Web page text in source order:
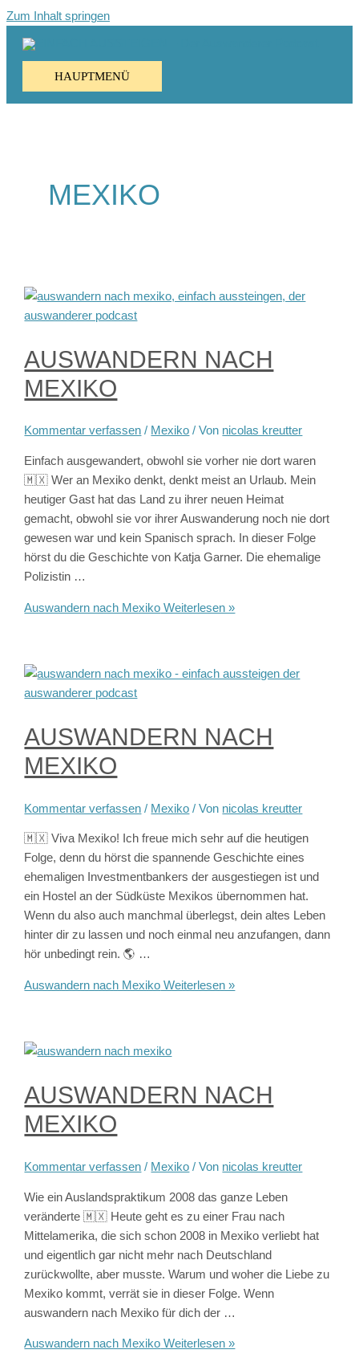
Zum Inhalt springen
HAUPTMENÜ
MEXIKO
AUSWANDERN NACH
MEXIKO
Kommentar verfassen / Mexiko / Von nicolas kreutter
Einfach ausgewandert, obwohl sie vorher nie dort waren
🇲🇽 Wer an Mexiko denkt, denkt meist an Urlaub. Mein
heutiger Gast hat das Land zu ihrer neuen Heimat
gemacht, obwohl sie vor ihrer Auswanderung noch nie dort
gewesen war und kein Spanisch sprach. In dieser Folge
hörst du die Geschichte von Katja Garner. Die ehemalige
Polizistin …
Auswandern nach Mexiko Weiterlesen »
AUSWANDERN NACH
MEXIKO
Kommentar verfassen / Mexiko / Von nicolas kreutter
🇲🇽 Viva Mexiko! Ich freue mich sehr auf die heutigen
Folge, denn du hörst die spannende Geschichte eines
ehemaligen Investmentbankers der ausgestiegen ist und
ein Hostel an der Südküste Mexikos übernommen hat.
Wenn du also auch manchmal überlegst, dein altes Leben
hinter dir zu lassen und noch einmal neu anzufangen, dann
hör unbedingt rein. 🌎 …
Auswandern nach Mexiko Weiterlesen »
AUSWANDERN NACH
MEXIKO
Kommentar verfassen / Mexiko / Von nicolas kreutter
Wie ein Auslandspraktikum 2008 das ganze Leben
veränderte 🇲🇽 Heute geht es zu einer Frau nach
Mittelamerika, die sich schon 2008 in Mexiko verliebt hat
und eigentlich gar nicht mehr nach Deutschland
zurückwollte, aber musste. Warum und woher die Liebe zu
Mexiko kommt, verrät sie in dieser Folge. Wenn
auswandern nach Mexiko für dich der …
Auswandern nach Mexiko Weiterlesen »